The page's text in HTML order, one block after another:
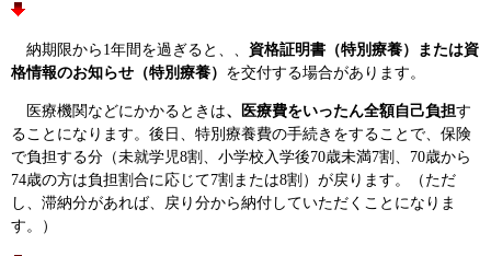
納期限から1年間を過ぎると、、 資格証明書（特別療養）または資
格情報のお知らせ（特別療養） を交付する場合があります。
医療機関などにかかるときは、医療費をいったん全額自己負担す
ることになります。後日、特別療養費の手続きをすることで、保険
で負担する分（未就学児8割、小学校入学後70歳未満7割、70歳から
74歳の方は負担割合に応じて7割または8割）が戻ります。（ただ
し、滞納分があれば、戻り分から納付していただくことになりま
す。）